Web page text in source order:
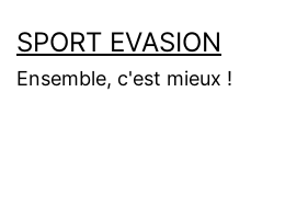
au
contenu
SPORT EVASION
Ensemble, c'est mieux !